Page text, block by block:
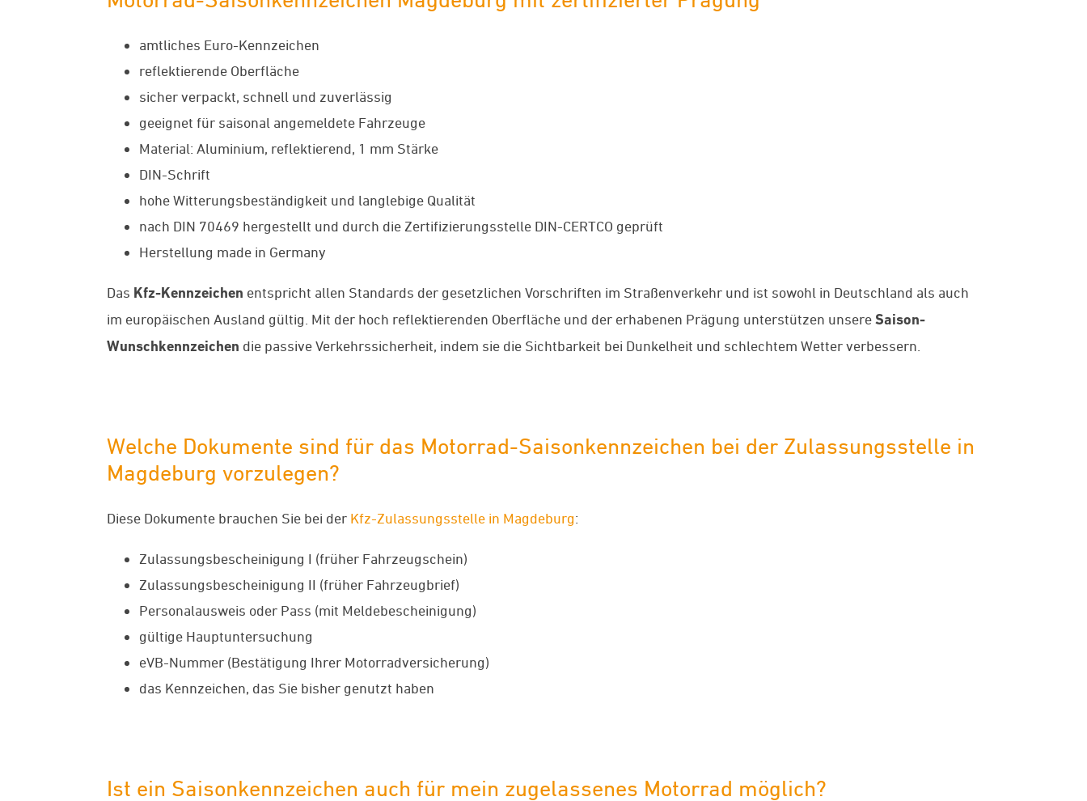
amtliches Euro-Kennzeichen
reflektierende Oberfläche
sicher verpackt, schnell und zuverlässig
geeignet für saisonal angemeldete Fahrzeuge
Material: Aluminium, reflektierend, 1 mm Stärke
DIN-Schrift
hohe Witterungsbeständigkeit und langlebige Qualität
nach DIN 70469 hergestellt und durch die Zertifizierungsstelle DIN-CERTCO geprüft
Herstellung made in Germany
Das Kfz-Kennzeichen entspricht allen Standards der gesetzlichen Vorschriften im Straßenverkehr und ist sowohl in Deutschland als auch
im europäischen Ausland gültig. Mit der hoch reflektierenden Oberfläche und der erhabenen Prägung unterstützen unsere Saison-
Wunschkennzeichen die passive Verkehrssicherheit, indem sie die Sichtbarkeit bei Dunkelheit und schlechtem Wetter verbessern.
Welche Dokumente sind für das Motorrad-Saisonkennzeichen bei der Zulassungsstelle in
Magdeburg vorzulegen?
Diese Dokumente brauchen Sie bei der Kfz-Zulassungsstelle in Magdeburg:
Zulassungsbescheinigung I (früher Fahrzeugschein)
Zulassungsbescheinigung II (früher Fahrzeugbrief)
Personalausweis oder Pass (mit Meldebescheinigung)
gültige Hauptuntersuchung
eVB-Nummer (Bestätigung Ihrer Motorradversicherung)
das Kennzeichen, das Sie bisher genutzt haben
Ist ein Saisonkennzeichen auch für mein zugelassenes Motorrad möglich?